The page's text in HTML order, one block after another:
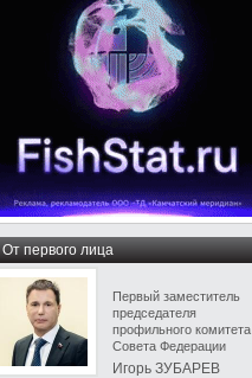
От первого лица
Первый заместитель
председателя
профильного комитета
Совета Федерации
Игорь ЗУБАРЕВ